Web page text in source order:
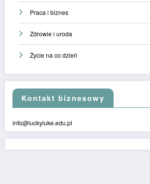
Praca i biznes
Zdrowie i uroda
Życie na co dzień
Kontakt biznesowy
info@luckyluke.edu.pl